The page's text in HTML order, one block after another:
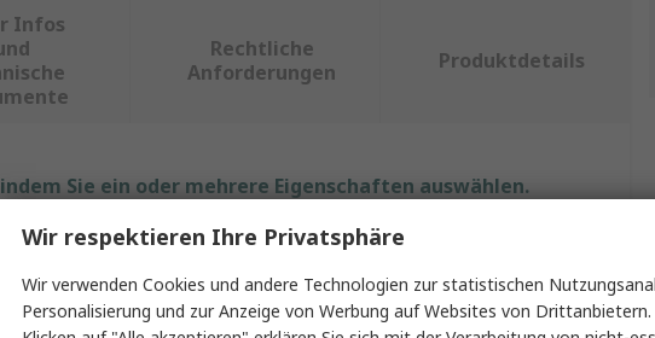
Infos
Rechtliche
Anforderungen
Produktdetails
Sie ein oder mehrere Eigenschaften auswählen.
Wert
Schneider Electric
Wir respektieren Ihre Privatsphäre
Wir verwenden Cookies und andere Technologien zur statistischen
Personalisierung und zur Anzeige von Werbung auf Websites von